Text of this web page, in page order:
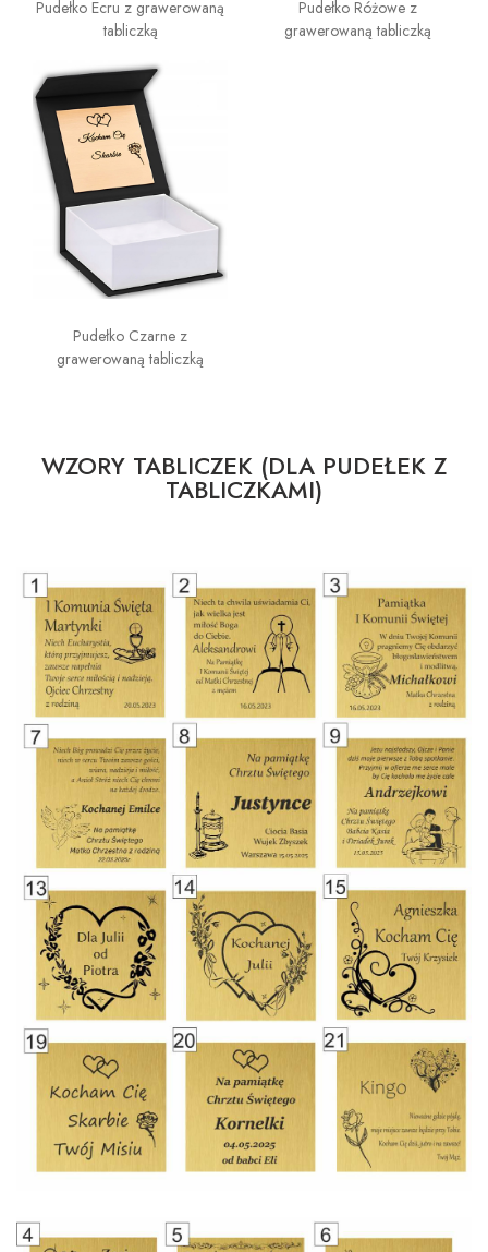
Pudełko Ecru z grawerowaną
tabliczką
Pudełko Różowe z
grawerowaną tabliczką
Pudełko Czarne z
grawerowaną tabliczką
WZORY TABLICZEK (DLA PUDEŁEK Z
TABLICZKAMI)